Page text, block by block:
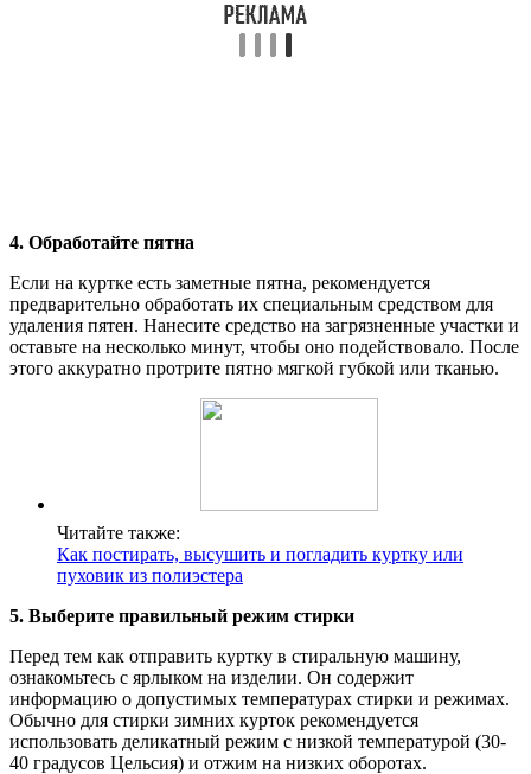
4. Обработайте пятна
Если на куртке есть заметные пятна, рекомендуется
предварительно обработать их специальным средством для
удаления пятен. Нанесите средство на загрязненные участки и
оставьте на несколько минут, чтобы оно подействовало. После
этого аккуратно протрите пятно мягкой губкой или тканью.
Читайте также:
Как постирать, высушить и погладить куртку или
пуховик из полиэстера
5. Выберите правильный режим стирки
Перед тем как отправить куртку в стиральную машину,
ознакомьтесь с ярлыком на изделии. Он содержит
информацию о допустимых температурах стирки и режимах.
Обычно для стирки зимних курток рекомендуется
использовать деликатный режим с низкой температурой (30-
40 градусов Цельсия) и отжим на низких оборотах.